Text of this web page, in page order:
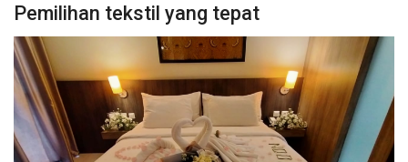
Pemilihan tekstil yang tepat